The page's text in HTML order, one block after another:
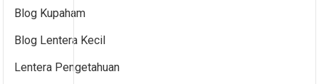
Blog Kupaham
Blog Lentera Kecil
Lentera Pengetahuan